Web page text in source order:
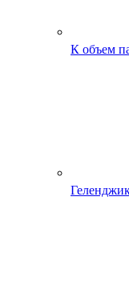
К объем